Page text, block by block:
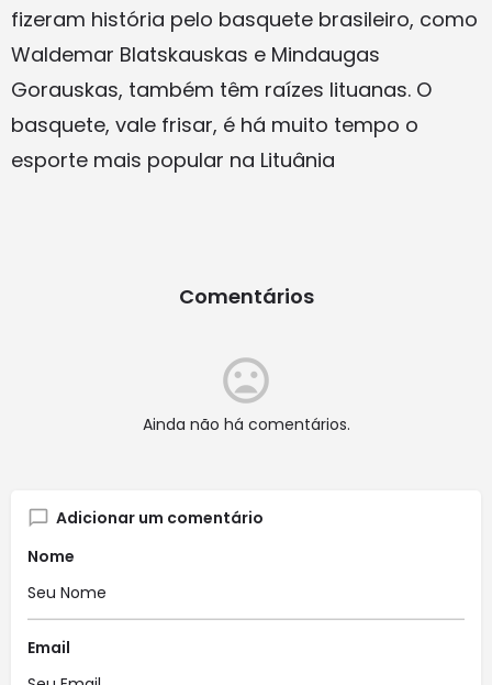
fizeram história pelo basquete brasileiro, como
Waldemar Blatskauskas e Mindaugas
Gorauskas, também têm raízes lituanas. O
basquete, vale frisar, é há muito tempo o
esporte mais popular na Lituânia
Comentários
Ainda não há comentários.
Adicionar um comentário
Nome
Email